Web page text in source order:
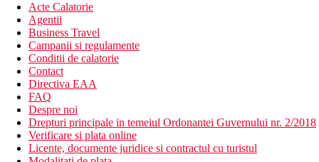
Acte Calatorie
Agentii
Business Travel
Campanii si regulamente
Conditii de calatorie
Contact
Directiva EAA
FAQ
Despre noi
Drepturi principale in temeiul Ordonantei Guvernului nr. 2/2018
Verificare si plata online
Licente, documente juridice si contractul cu turistul